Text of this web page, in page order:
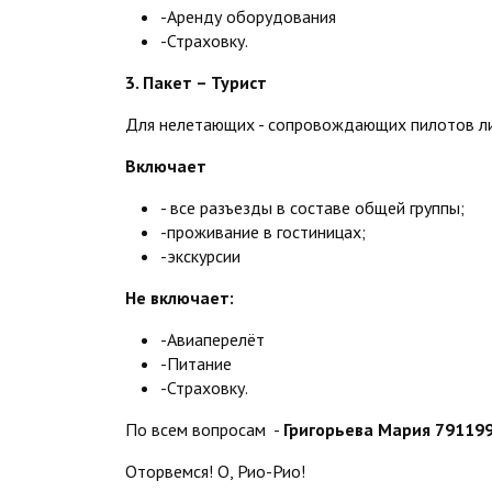
-Аренду оборудования
-Страховку.
3. Пакет – Турист
Для нелетающих - сопровождающих пилотов
Включает
- все разъезды в составе общей группы;
-проживание в гостиницах;
-экскурсии
Не включает:
-Авиаперелёт
-Питание
-Страховку.
По всем вопросам - Григорьева Мария
Оторвемся! О, Рио-Рио!